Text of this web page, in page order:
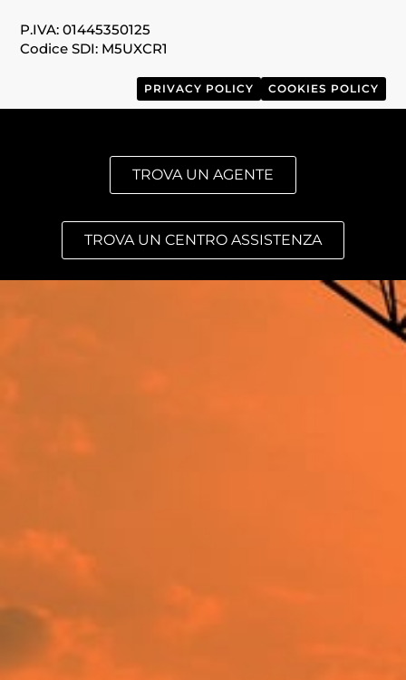
P.IVA: 01445350125
Codice SDI: M5UXCR1
PRIVACY POLICY COOKIES POLICY
TROVA UN AGENTE
TROVA UN CENTRO ASSISTENZA